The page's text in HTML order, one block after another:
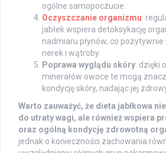
ogólne samopoczucie.
Oczyszczanie organizmu:
jabłek wspiera detoksykację
nadmiaru płynów, co pozytywnie
nerek i wątroby.
Poprawa wyglądu skóry: dzięki
minerałów owoce te mogą
kondycję skóry, nadając jej
Warto zauważyć, że dieta jabłkowa
do utraty wagi, ale również wspiera
oraz ogólną kondycję zdrowotną
jednak o konieczności zachowania